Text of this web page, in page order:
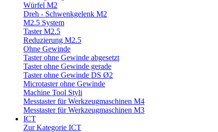
Würfel M2
Dreh - Schwenkgelenk M2
M2.5 System
Taster M2.5
Reduzierung M2.5
Ohne Gewinde
Taster ohne Gewinde abgesetzt
Taster ohne Gewinde gerade
Taster ohne Gewinde DS Ø2
Microtaster ohne Gewinde
Machine Tool Styli
Messtaster für Werkzeugmaschinen M4
Messtaster für Werkzeugmaschinen M3
ICT
Zur Kategorie ICT